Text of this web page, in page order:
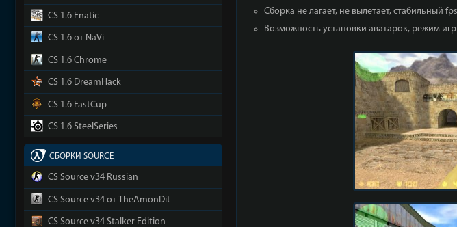
Сборка не лагает, не вылетает, стабильный
Возможность установки аватарок, режим
CS 1.6 Fnatic
CS 1.6 от NaVi
CS 1.6 Chrome
CS 1.6 DreamHack
CS 1.6 FastCup
CS 1.6 SteelSeries
СБОРКИ SOURCE
CS Source v34 Russian
CS Source v34 от TheAmonDit
CS Source v34 Stalker Edition